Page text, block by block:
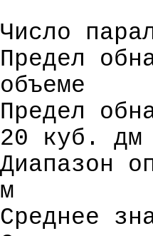
Число
Предел
объеме
Предел
20 куб. дм
Диапазон
м
Среднее